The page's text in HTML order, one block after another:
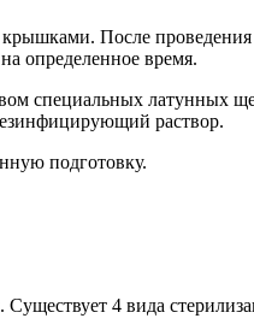
После
определенное время.
специальных латунных
раствор.
подготовку.
Существует 4 вида